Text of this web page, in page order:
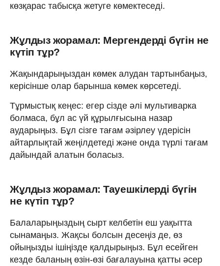
көзқарас табысқа жетуге көмектеседі.
Жұлдыз жорамал: Мергендерді бүгін не
күтіп тұр?
Жақындарыңыздан көмек алудан тартынбаңыз,
керісінше олар барынша көмек көрсетеді.
Тұрмыстық кеңес: егер сізде әлі мультиварка
болмаса, бұл ас үй құрылғысына назар
аударыңыз. Бұл сізге тағам әзірлеу үдерісін
айтарлықтай жеңілдетеді және онда түрлі тағам
дайындай алатын боласыз.
Жұлдыз жорамал: Тауешкілерді бүгін
не күтіп тұр?
Балаларыңыздың сырт келбетін еш уақытта
сынамаңыз. Жақсы болсын десеңіз де, өз
ойыңызды ішіңізде қалдырыңыз. Бұл есейген
кезде баланың өзін-өзі бағалауына қатты әсер